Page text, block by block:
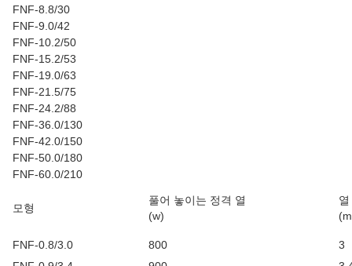
FNF-8.8/30
FNF-9.0/42
FNF-10.2/50
FNF-15.2/53
FNF-19.0/63
FNF-21.5/75
FNF-24.2/88
FNF-36.0/130
FNF-42.0/150
FNF-50.0/180
FNF-60.0/210
모형
풀어 놓이는 정격 열
(w)
FNF-0.8/3.0 800
3